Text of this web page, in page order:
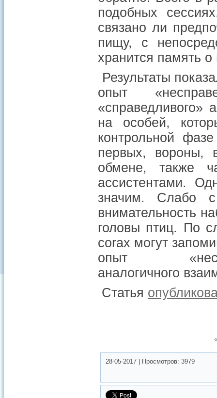
подобных
связано ли
пищу, с
хранится память
Результаты
опыт
«справедливого»
на особей,
контрольной
первых, вороны,
обмене, также
ассистентами.
значим. Слабо
внимательность
головы птиц. По
corax могут
опыт
аналогичного
Статья
28-05-2017 Просмотров: 3979